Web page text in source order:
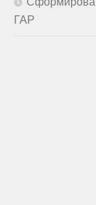
ГАР